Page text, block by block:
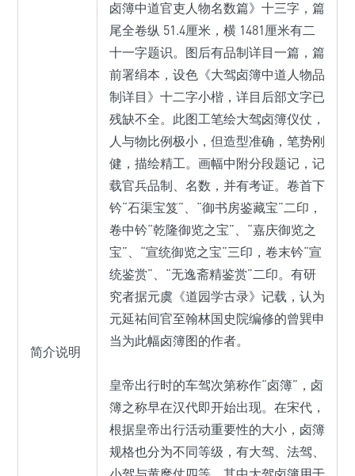
简介说明
卤簿中道官吏人物名数篇》十三字，篇
尾全卷纵 51.4厘米，横 1481厘米有二
十一字题识。图后有品制详目一篇，篇
前署绢本，设色《大驾卤簿中道人物品
制详目》十二字小楷，详目后部文字已
残缺不全。此图工笔绘大驾卤簿仪仗，
人与物比例极小，但造型准确，笔势刚
健，描绘精工。画幅中附分段题记，记
载官兵品制、名数，并有考证。卷首下
钤“石渠宝笈”、“御书房鉴藏宝”二印，
卷中钤“乾隆御览之宝”、“嘉庆御览之
宝”、“宣统御览之宝”三印，卷末钤“宣
统鉴赏”、“无逸斋精鉴赏”二印。有研
究者据元虞《道园学古录》记载，认为
元延祐间官至翰林国史院编修的曾巽申
当为此幅卤簿图的作者。
皇帝出行时的车驾次第称作“卤簿”，卤
簿之称早在汉代即开始出现。在宋代，
根据皇帝出行活动重要性的大小，卤簿
规格也分为不同等级，有大驾、法驾、